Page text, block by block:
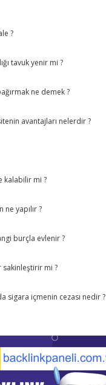
?
tavuk yenir mi ?
ne demek ?
avantajları nelerdir ?
kalabilir mi ?
yapılır ?
burçla evlenir ?
sakinleştirir mi ?
sigara içmenin cezası nedir ?